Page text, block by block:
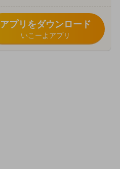
アプリをダウンロード
いこーよアプリ